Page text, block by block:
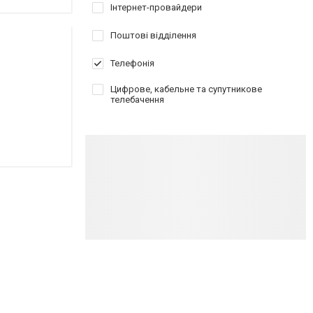
Інтернет-провайдери
Поштові відділення
Телефонія
Цифрове, кабельне та супутникове
телебачення